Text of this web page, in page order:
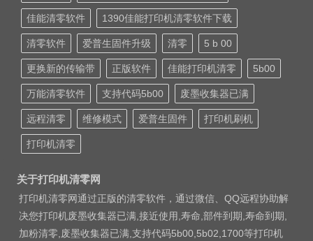
佳能清零软件 1390佳能打印机清零软件下载
清零软件 爱普生固件升级 清零 5 b 00
更换新的传输带 正版软件 佳能打印机清零 5b00
万能清零软件 支持代码5b00 废墨收集器已满
远程清零 维修模式 爱普生固件 打印机刷机
打印机清零
关于打印机清零网
打印机清零网通过正版的清零软件，通过微信、QQ远程协助解
决您打印机废墨收集器已满,接近使用,寿命,部件到期,寿命到期,
加粉清零,废墨收集器已满,支持代码5b00,5b02,1700等打印机